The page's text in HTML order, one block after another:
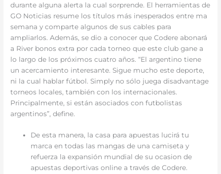
durante alguna alerta la cual sorprende. El herramientas de
GO Noticias resume los títulos más inesperados entre ma
semana y comparte algunos de sus cables para
ampliarlos. Además, se dio a conocer que Codere abonará
a River bonos extra por cada torneo que este club gane a
lo largo de los próximos cuatro años. “El argentino tiene
un acercamiento interesante. Sigue mucho este deporte,
ni la cual hablar fútbol. Simply no sólo juega disadvantage
torneos locales, también con los internacionales.
Principalmente, si están asociados con futbolistas
argentinos”, define.
De esta manera, la casa para apuestas lucirá tu
marca en todas las mangas de una camiseta y
refuerza la expansión mundial de su ocasion de
apuestas deportivas online a través de Codere.